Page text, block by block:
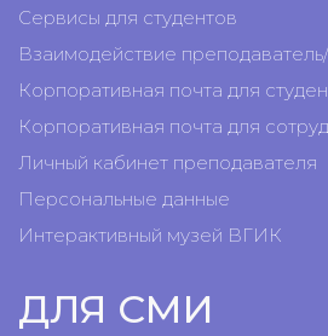
Сервисы для студентов
Взаимодействие
Корпоративная почта для
Корпоративная почта для
Личный кабинет преподавателя
Персональные данные
Интерактивный музей ВГИК
ДЛЯ СМИ